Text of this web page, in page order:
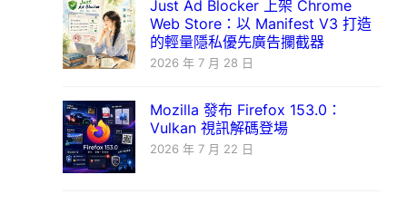
Just Ad Blocker 上架 Chrome
Web Store：以 Manifest V3 打造
的輕量隱私優先廣告攔截器
2026 年 7 月 28 日
Mozilla 發布 Firefox 153.0：
Vulkan 視訊解碼登場
2026 年 7 月 22 日